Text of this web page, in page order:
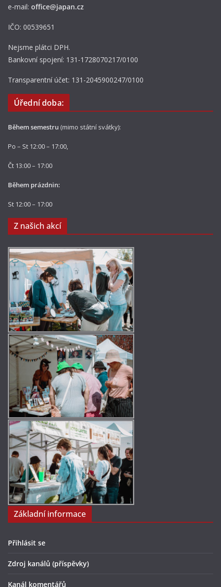
e-mail: office@japan.cz
IČO: 00539651
Nejsme plátci DPH.
Bankovní spojení: 131-1728070217/0100
Transparentní účet: 131-2045900247/0100
Úřední doba:
Během semestru (mimo státní svátky):
Po – St 12:00 – 17:00,
Čt 13:00 – 17:00
Během prázdnin:
St 12:00 – 17:00
Z našich akcí
Základní informace
Přihlásit se
Zdroj kanálů (příspěvky)
Kanál komentářů